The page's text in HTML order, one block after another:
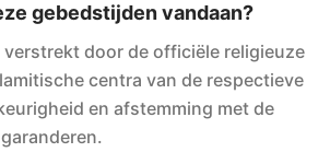
gebedstijden vandaan?
door de officiële religieuze
centra van de respectieve
en afstemming met de